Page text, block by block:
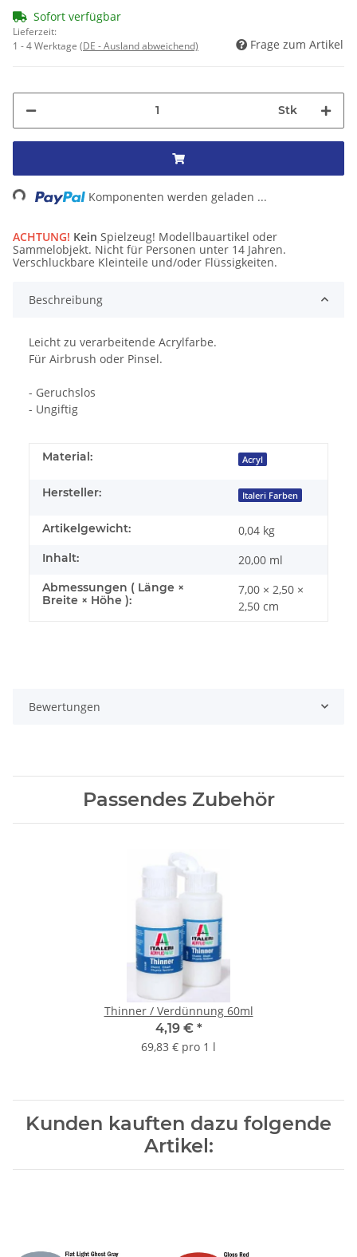
Sofort verfügbar
Lieferzeit:
1 - 4 Werktage (DE - Ausland abweichend) Frage zum Artikel
Stk
Komponenten werden geladen ...
ACHTUNG! Kein Spielzeug! Modellbauartikel oder
Sammelobjekt. Nicht für Personen unter 14 Jahren.
Verschluckbare Kleinteile und/oder Flüssigkeiten.
Beschreibung
Leicht zu verarbeitende Acrylfarbe.
Für Airbrush oder Pinsel.
- Geruchslos
- Ungiftig
Material: Acryl
Hersteller: Italeri Farben
Artikelgewicht: 0,04 kg
Inhalt: 20,00 ml
Abmessungen ( Länge ×
Breite × Höhe ):
7,00 × 2,50 ×
2,50 cm
Bewertungen
Passendes Zubehör
Thinner / Verdünnung 60ml
4,19 € *
69,83 € pro 1 l
Kunden kauften dazu folgende
Artikel: